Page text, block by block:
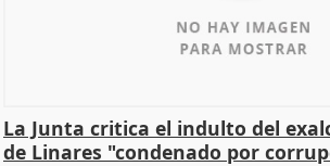
La Junta critica el indulto del
de Linares "condenado por